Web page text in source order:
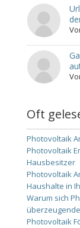
Oft
Photovoltaik
Photovoltaik
Hausbesitzer
Photovoltaik
Haushalte in
Warum sich
Photovoltaik